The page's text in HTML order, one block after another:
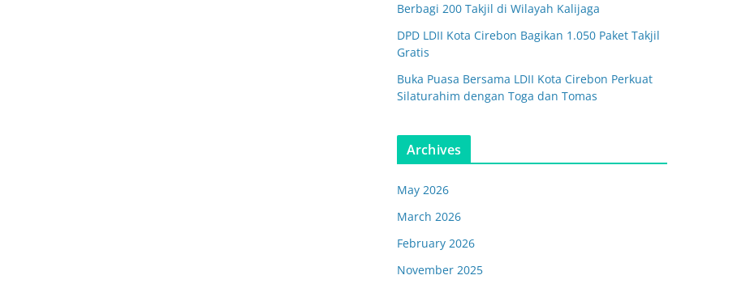
Berbagi 200 Takjil di Wilayah Kalijaga
DPD LDII Kota Cirebon Bagikan 1.050 Paket Takjil
Gratis
Buka Puasa Bersama LDII Kota Cirebon Perkuat
Silaturahim dengan Toga dan Tomas
Archives
May 2026
March 2026
February 2026
November 2025